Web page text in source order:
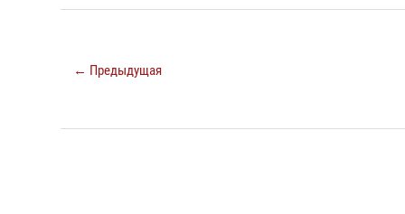
← Предыдущая